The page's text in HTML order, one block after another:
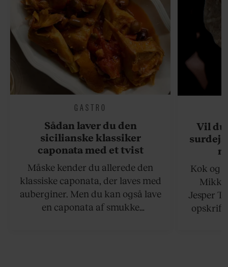
GASTRO
Sådan laver du den
sicilianske klassiker
caponata med et tvist
Måske kender du allerede den
klassiske caponata, der laves med
auberginer. Men du kan også lave
en caponata af smukke
Vil du
Kok og
Jesper
opskrift